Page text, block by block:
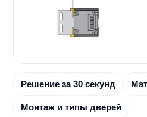
Решение за 30 секунд
Монтаж и типы дверей